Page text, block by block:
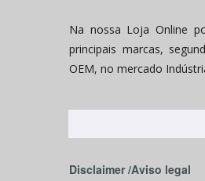
Na nossa Loja Online
principais marcas,
OEM, no mercado
Disclaimer /Aviso legal